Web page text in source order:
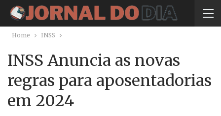
Home INSS
INSS Anuncia as novas
regras para aposentadorias
em 2024